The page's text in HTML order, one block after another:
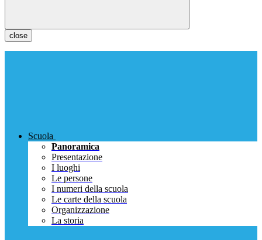
close
Scuola
Panoramica
Presentazione
I luoghi
Le persone
I numeri della scuola
Le carte della scuola
Organizzazione
La storia